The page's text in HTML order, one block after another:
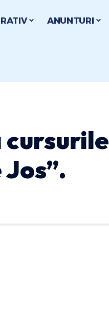
ANUNTURI
cursurile